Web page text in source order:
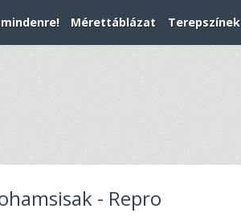
Mérettáblázat Terepszínek
- Repro